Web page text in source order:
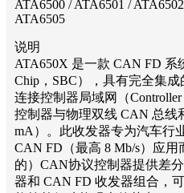
ATA6500 / ATA6501 /
ATA6505
说明
ATA650X 是一款 CAN FD 系
Chip，SBC），具有完全集
连接控制器局域网（
控制器与物理双线 CAN 总线
mA）。此收发器专为汽车行
CAN FD（最高 8 Mb/s）应
的）CAN协议控制器提供差
器和 CAN FD 收发器组合，